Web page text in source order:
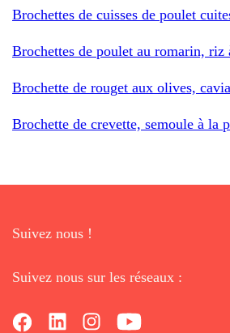
Brochettes de cuisses de poulet
Brochettes de poulet au romarin, riz
Brochette de rouget aux olives,
Brochette de crevette, semoule à la
Suivez nous !
Suivez nous sur les réseaux :